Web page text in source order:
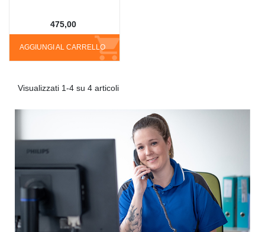
AGGIUNGI AL CARRELLO
475,00
Visualizzati 1-4 su 4 articoli